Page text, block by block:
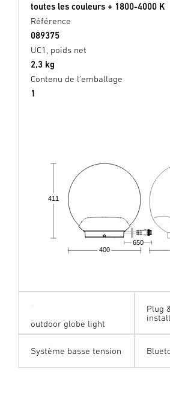
toutes les couleurs + 1800-4000 K
Référence
089375
UC1, poids net
2,3 kg
Contenu de l'emballage
1
400
411
650
outdoor globe light
Plug
Système basse tension